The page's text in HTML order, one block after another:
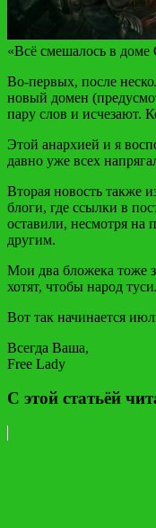
«Всё смешалось в
Во-первых, после
новый домен
пару слов и исчезают.
Этой анархией и я
давно уже всех
Вторая новость также
блоги, где ссылки в
оставили, несмотря
другим.
Мои два бложека тоже
хотят, чтобы народ
Вот так начинается
Всегда Ваша,
Free Lady
С этой статьёй